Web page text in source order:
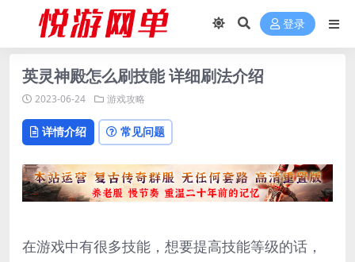
登录
英灵神殿怎么刷技能 详细刷法介绍
2023-06-24 游戏攻略
详情介绍 常见问题
在游戏中有很多技能，想要提高技能等级的话，